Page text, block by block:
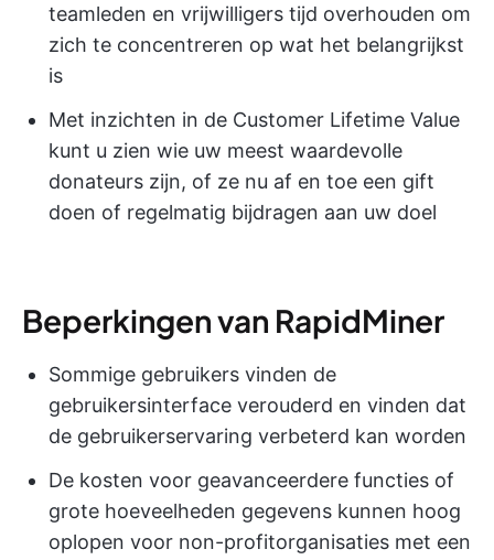
teamleden en vrijwilligers tijd overhouden om
zich te concentreren op wat het belangrijkst
is
Met inzichten in de Customer Lifetime Value
kunt u zien wie uw meest waardevolle
donateurs zijn, of ze nu af en toe een gift
doen of regelmatig bijdragen aan uw doel
Beperkingen van RapidMiner
Sommige gebruikers vinden de
gebruikersinterface verouderd en vinden dat
de gebruikerservaring verbeterd kan worden
De kosten voor geavanceerdere functies of
grote hoeveelheden gegevens kunnen hoog
oplopen voor non-profitorganisaties met een